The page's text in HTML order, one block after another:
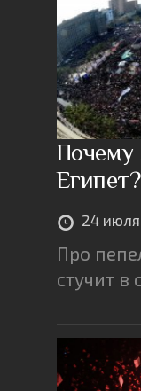
Почему
Египет?
24 июля
Про
стучит в